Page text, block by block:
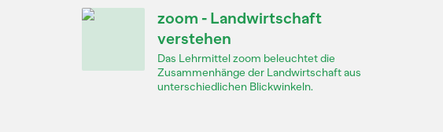
zoom - Landwirtschaft
verstehen
Das Lehrmittel zoom beleuchtet die
Zusammenhänge der Landwirtschaft aus
unterschiedlichen Blickwinkeln.